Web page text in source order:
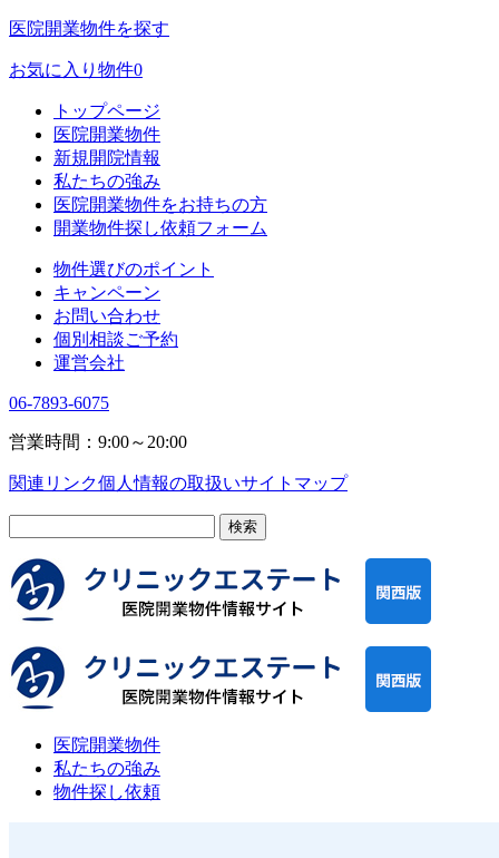
医院開業物件を探す
お気に入り物件0
トップページ
医院開業物件
新規開院情報
私たちの強み
医院開業物件をお持ちの方
開業物件探し依頼フォーム
物件選びのポイント
キャンペーン
お問い合わせ
個別相談ご予約
運営会社
06-7893-6075
営業時間：9:00～20:00
関連リンク個人情報の取扱いサイトマップ
医院開業物件
私たちの強み
物件探し依頼